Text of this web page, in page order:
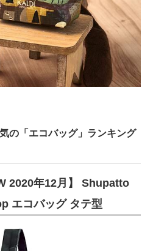
の「エコバッグ」ランキング
2020年12月】 Shupatto
エコバッグ タテ型